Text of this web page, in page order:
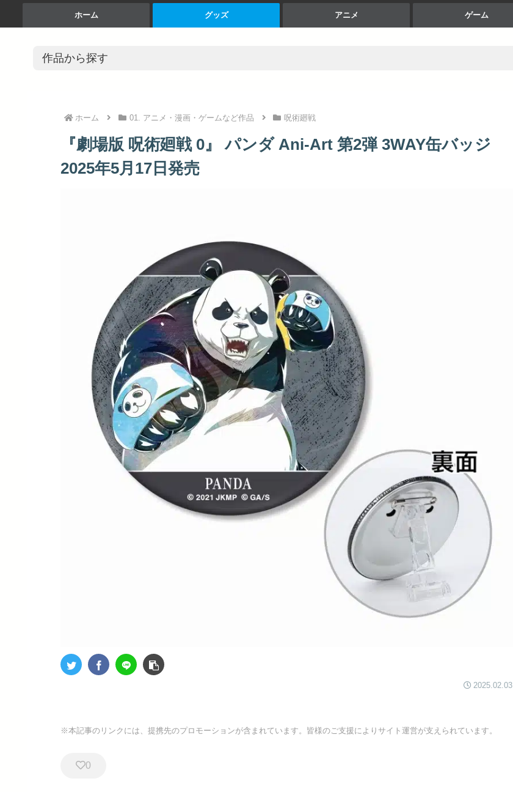
ホーム グッズ アニメ ゲーム
ホーム 01. アニメ・漫画・ゲームなど作品 呪術廻戦
『劇場版 呪術廻戦 0』 パンダ Ani-Art 第2弾 3WAY缶バッジ
2025年5月17日発売
2025.02.03
※本記事のリンクには、提携先のプロモーションが含まれています。皆様のご支援によりサイト運営が支えられています。
0